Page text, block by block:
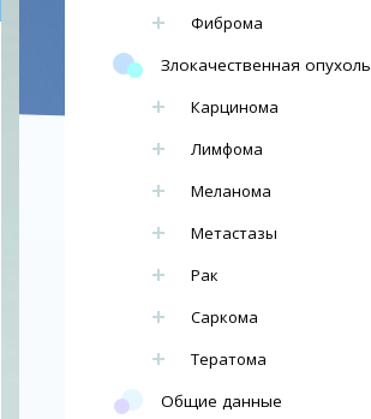
Фиброма
Злокачественная опухоль
Карцинома
Лимфома
Меланома
Метастазы
Рак
Саркома
Тератома
Общие данные